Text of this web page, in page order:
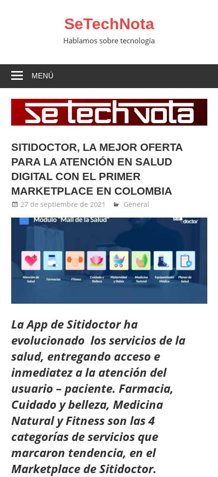
SeTechNota
Hablamos sobre tecnología
MENÚ
SITIDOCTOR, LA MEJOR OFERTA
PARA LA ATENCIÓN EN SALUD
DIGITAL CON EL PRIMER
MARKETPLACE EN COLOMBIA
27 de septiembre de 2021 Ernesto Herrera
General
La App de Sitidoctor ha
evolucionado los servicios de la
salud, entregando acceso e
inmediatez a la atención del
usuario – paciente. Farmacia,
Cuidado y belleza, Medicina
Natural y Fitness son las 4
categorías de servicios que
marcaron tendencia, en el
Marketplace de Sitidoctor.